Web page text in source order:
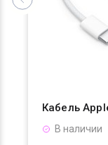
Кабель
В наличии